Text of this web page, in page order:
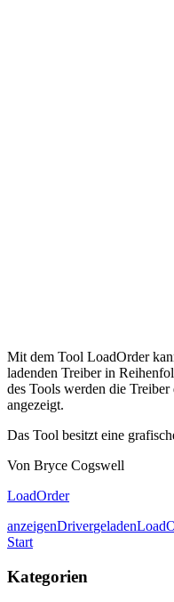
Mit dem Tool LoadOrder
ladenden Treiber in
des Tools werden die
angezeigt.
Das Tool besitzt eine
Von Bryce Cogswell
LoadOrder
anzeigenDrivergeladen
Start
Kategorien